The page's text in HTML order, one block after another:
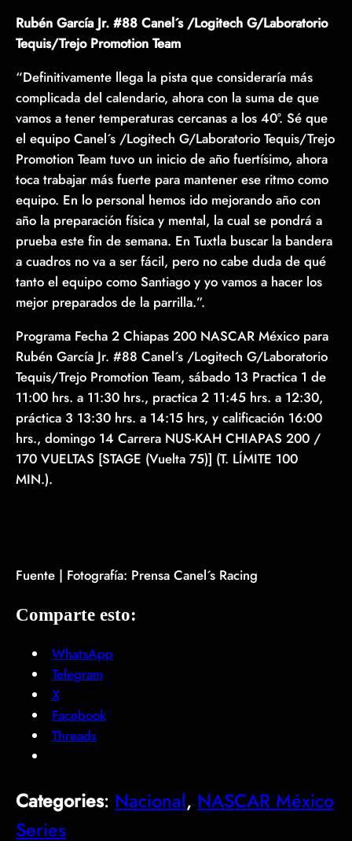
Rubén García Jr. #88 Canel´s /Logitech G/Laboratorio
Tequis/Trejo Promotion Team
“Definitivamente llega la pista que consideraría más
complicada del calendario, ahora con la suma de que
vamos a tener temperaturas cercanas a los 40°. Sé que
el equipo Canel´s /Logitech G/Laboratorio Tequis/Trejo
Promotion Team tuvo un inicio de año fuertísimo, ahora
toca trabajar más fuerte para mantener ese ritmo como
equipo. En lo personal hemos ido mejorando año con
año la preparación física y mental, la cual se pondrá a
prueba este fin de semana. En Tuxtla buscar la bandera
a cuadros no va a ser fácil, pero no cabe duda de qué
tanto el equipo como Santiago y yo vamos a hacer los
mejor preparados de la parrilla.”.
Programa Fecha 2 Chiapas 200 NASCAR México para
Rubén García Jr. #88 Canel´s /Logitech G/Laboratorio
Tequis/Trejo Promotion Team, sábado 13 Practica 1 de
11:00 hrs. a 11:30 hrs., practica 2 11:45 hrs. a 12:30,
práctica 3 13:30 hrs. a 14:15 hrs, y calificación 16:00
hrs., domingo 14 Carrera NUS-KAH CHIAPAS 200 /
170 VUELTAS [STAGE (Vuelta 75)] (T. LÍMITE 100
MIN.).
Fuente | Fotografía: Prensa Canel´s Racing
Comparte esto:
WhatsApp
Telegram
X
Facebook
Threads
Categories: Nacional, NASCAR México
Series